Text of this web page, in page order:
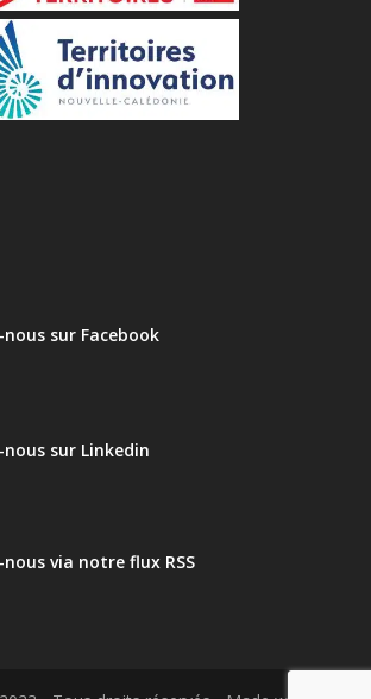
nous sur Facebook
nous sur Linkedin
nous via notre flux RSS